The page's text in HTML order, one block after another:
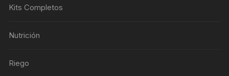
Kits Completos
Nutrición
Riego